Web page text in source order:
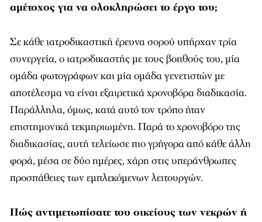
αμέτοχος για να ολοκληρώσει το έργο του;
Σε κάθε ιατροδικαστική έρευνα σορού υπήρχαν τρία
συνεργεία, ο ιατροδικαστής με τους βοηθούς του, μία
ομάδα φωτογράφων και μία ομάδα γενετιστών με
αποτέλεσμα να είναι εξαιρετικά χρονοβόρα διαδικασία.
Παράλληλα, όμως, κατά αυτό τον τρόπο ήταν
επιστημονικά τεκμηριωμένη. Παρά το χρονοβόρο της
διαδικασίας, αυτή τελείωσε πιο γρήγορα από κάθε άλλη
φορά, μέσα σε δύο ημέρες, χάρη στις υπεράνθρωπες
προσπάθειες των εμπλεκόμενων λειτουργών.
Πώς αντιμετωπίσατε του οικείους των νεκρών ή